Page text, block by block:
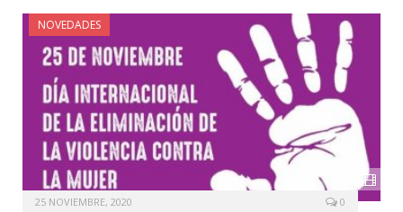
NOVEDADES
25 NOVIEMBRE, 2020 0